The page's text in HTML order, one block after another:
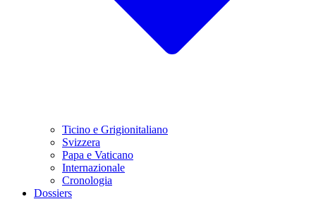
Ticino e Grigionitaliano
Svizzera
Papa e Vaticano
Internazionale
Cronologia
Dossiers